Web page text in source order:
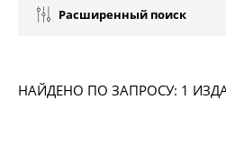
Расширенный поиск
НАЙДЕНО ПО ЗАПРОСУ: 1